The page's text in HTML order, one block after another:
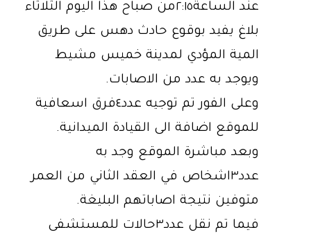
عند الساعة٢:١٥من صباح هذا اليوم الثلاثاء
بلاغ يفيد بوقوع حادث دهس على طريق
المية المؤدي لمدينة خميس مشيط
ويوجد به عدد من الاصابات.
وعلى الفور تم توجيه عدد٤فرق اسعافية
للموقع اضافة الى القيادة الميدانية.
وبعد مباشرة الموقع وجد به
عدد٣اشخاص في العقد الثاني من العمر
متوفين نتيجة اصاباتهم البليغة.
فيما تم نقل عدد٣حالات للمستشفى